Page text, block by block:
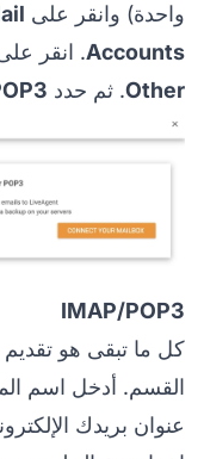
واحدة) وانقر على
Accounts. انقر
Other. ثم حدد
IMAP/POP3
كل ما تبقى هو
القسم. أدخل اسم
عنوان بريدك